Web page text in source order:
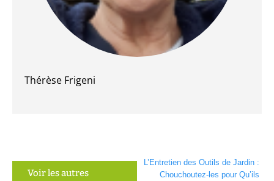
Thérèse Frigeni
Voir les autres
L’Entretien des Outils de Jardin :
Chouchoutez-les pour Qu’ils